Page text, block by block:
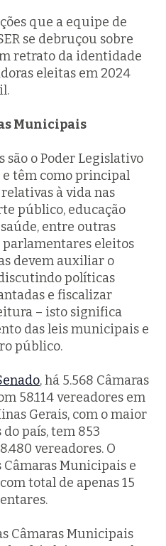
que a equipe de
se debruçou sobre
retrato da identidade
eleitas em 2024
Municipais
são o Poder Legislativo
e têm como principal
à vida nas
público, educação
entre outras
parlamentares eleitos
devem auxiliar o
políticas
e fiscalizar
– isto significa
das leis municipais e
público.
, há 5.568 Câmaras
58.114 vereadores em
Gerais, com o maior
país, tem 853
vereadores. O
Municipais e
total de apenas 15
Câmaras Municipais